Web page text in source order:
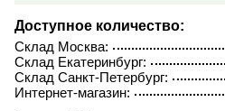
Доступное количество:
Склад Москва:
Склад Екатеринбург:
Склад Санкт-Петербург:
Интернет-магазин: